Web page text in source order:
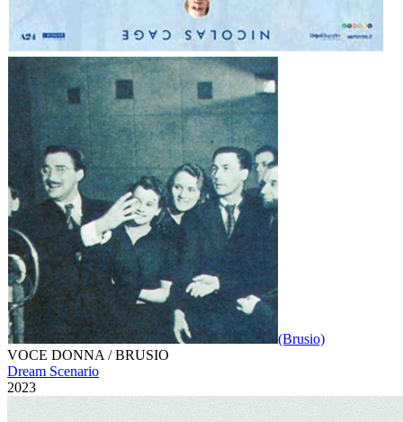
(Brusio)
VOCE DONNA / BRUSIO
Dream Scenario
2023